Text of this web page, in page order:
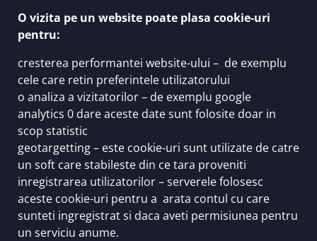
O vizita pe un website poate plasa cookie-uri
pentru:
cresterea performantei website-ului – de exemplu
cele care retin preferintele utilizatorului
o analiza a vizitatorilor – de exemplu google
analytics 0 dare aceste date sunt folosite doar in
scop statistic
geotargetting – este cookie-uri sunt utilizate de catre
un soft care stabileste din ce tara proveniti
inregistrarea utilizatorilor – serverele folosesc
aceste cookie-uri pentru a arata contul cu care
sunteti ingregistrat si daca aveti permisiunea pentru
un serviciu anume.